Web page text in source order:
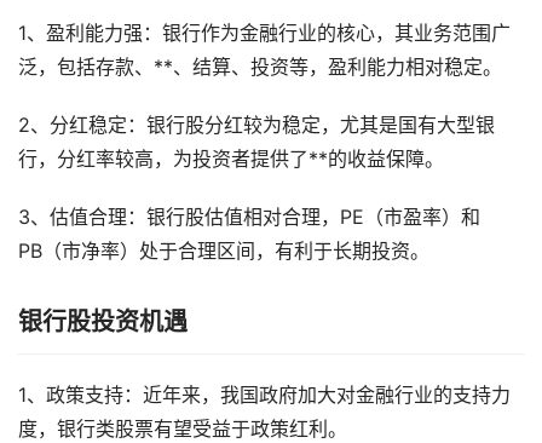
1、盈利能力强：银行作为金融行业的核心，其业务范围广
泛，包括存款、**、结算、投资等，盈利能力相对稳定。
2、分红稳定：银行股分红较为稳定，尤其是国有大型银
行，分红率较高，为投资者提供了**的收益保障。
3、估值合理：银行股估值相对合理，PE（市盈率）和
PB（市净率）处于合理区间，有利于长期投资。
银行股投资机遇
1、政策支持：近年来，我国政府加大对金融行业的支持力
度，银行类股票有望受益于政策红利。